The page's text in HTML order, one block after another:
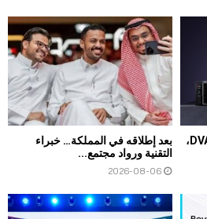
أطلقت Synology جهاز DVA7400،
بعد إطلاقه في المملكة… خبراء
التقنية ورواد مجتمع...
2026-08-06